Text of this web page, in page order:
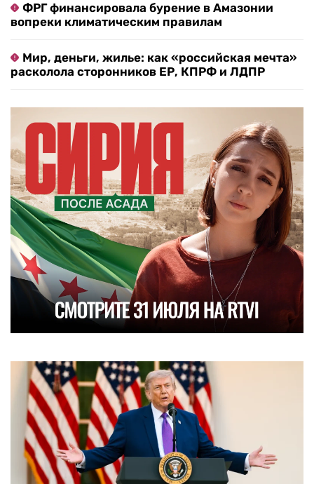
ФРГ финансировала бурение в Амазонии
вопреки климатическим правилам
Мир, деньги, жилье: как «российская мечта»
расколола сторонников ЕР, КПРФ и ЛДПР